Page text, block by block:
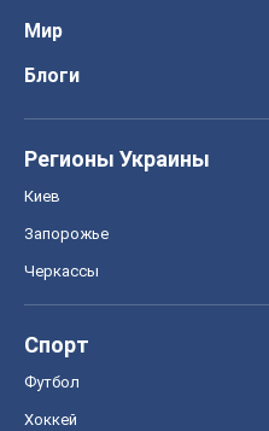
Мир
Блоги
Регионы Украины
Киев
Запорожье
Черкассы
Спорт
Футбол
Хоккей